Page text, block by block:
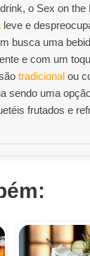
o Sex on the
leve e
busca uma
e com um
tradicional ou
sendo uma
frutados e